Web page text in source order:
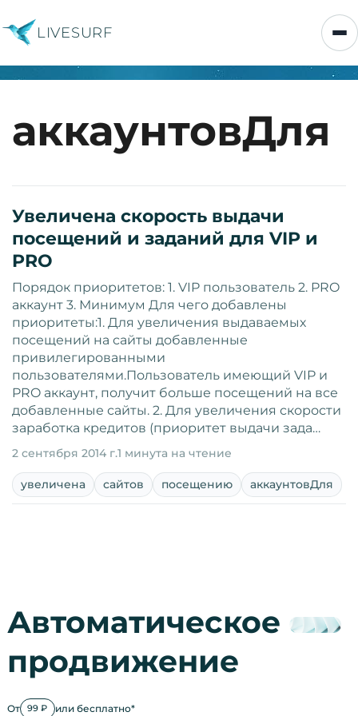
LIVESURF
аккаунтовДля
Увеличена скорость выдачи
посещений и заданий для VIP и
PRO
Порядок приоритетов: 1. VIP пользователь 2. PRO
аккаунт 3. Минимум Для чего добавлены
приоритеты:1. Для увеличения выдаваемых
посещений на сайты добавленные
привилегированными
пользователями.Пользователь имеющий VIP и
PRO аккаунт, получит больше посещений на все
добавленные сайты. 2. Для увеличения скорости
заработка кредитов (приоритет выдачи зада…
2 сентября 2014 г.1 минута на чтение
увеличена сайтов посещению аккаунтовДля
Автоматическое
продвижение
От 99 ₽ или бесплатно*